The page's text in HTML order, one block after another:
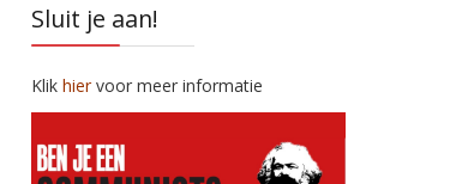
Sluit je aan!
Klik hiervoor meer informatie